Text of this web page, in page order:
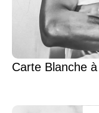
Carte Blanche